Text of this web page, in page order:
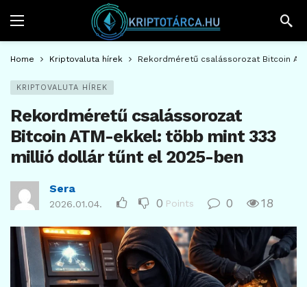
Home Kriptovaluta hírek Rekordméretű csalássorozat Bitcoin
KRIPTOVALUTA HÍREK
Rekordméretű csalássorozat
Bitcoin ATM-ekkel: több mint 333
millió dollár tűnt el 2025-ben
Sera
2026.01.04. 0 Points 0 18